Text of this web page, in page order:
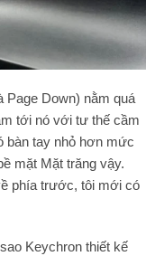
Page Down) nằm quá
tới nó với tư thế cầm
bàn tay nhỏ hơn mức
mặt Mặt trăng vậy.
phía trước, tôi mới có
Keychron thiết kế